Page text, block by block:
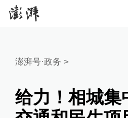
澎湃号·政务 >
给力！相城集